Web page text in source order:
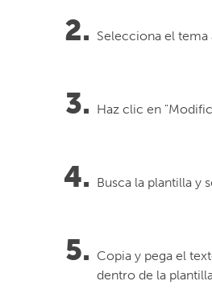
Selecciona el tema
Haz clic en
Busca la plantilla y
Copia y pega el
dentro de la